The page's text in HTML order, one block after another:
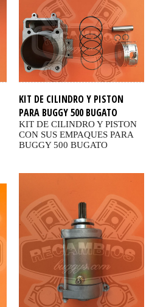
KIT DE CILINDRO Y PISTON
PARA BUGGY 500 BUGATO
KIT DE CILINDRO Y PISTON
CON SUS EMPAQUES PARA
BUGGY 500 BUGATO